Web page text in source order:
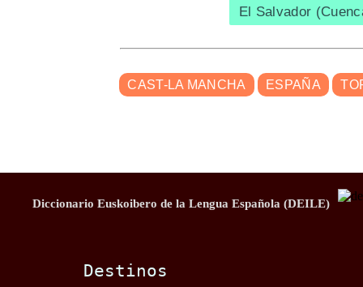
El Salvador
CAST-LA MANCHA ESPAÑA
Diccionario Euskoibero de la Lengua Española (DEILE)
Destinos